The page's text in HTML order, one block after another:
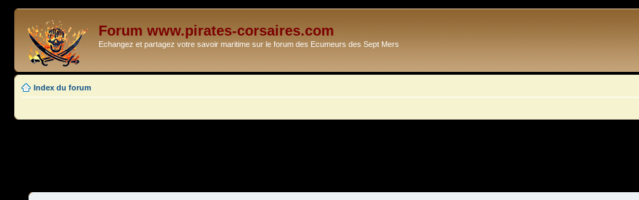
Forum www.pirates-corsaires.com
Echangez et partagez votre savoir maritime sur le forum des Ecumeurs des Sept Mers
Index du forum